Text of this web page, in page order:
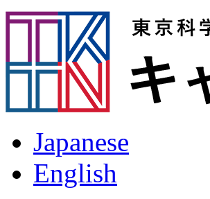
Japanese
English